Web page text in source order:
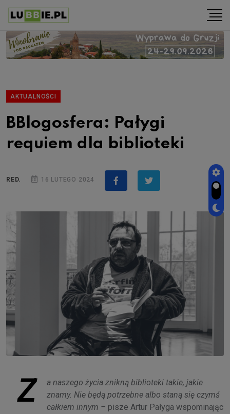
AKTUALNOŚCI
BBlogosfera: Pałygi
requiem dla biblioteki
RED. 16 LUTEGO 2024
Z
a naszego życia znikną biblioteki takie, jakie
znamy. Nie będą potrzebne albo staną się czymś
całkiem innym – pisze Artur Pałyga wspominając